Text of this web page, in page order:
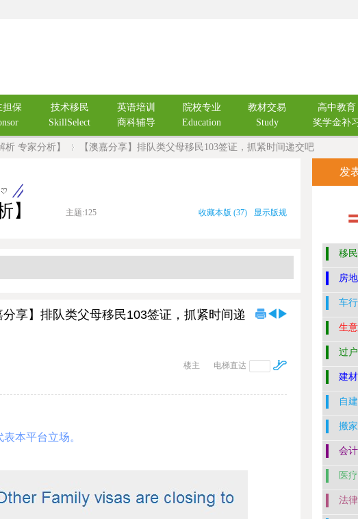
担保
技术移民
SkillSelect
英语培训
商科辅导
院校专业
Education
教材交易
Study
高中教育
奖学金补习
专家分析】 【澳嘉分享】排队类父母移民103签证，抓紧时间递交吧
】 主题:125 显示版规
收藏本版 (37)
分享】排队类父母移民103签证，抓紧时间递
电梯直达
楼主
本平台立场。
发
移
房
车
生
过
建
自
搬
会
医
法